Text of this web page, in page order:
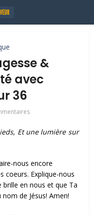
&
avec
36
Et une lumière sur
nous encore
coeurs. Explique-nous
brille en nous et que Ta
de Jésus! Amen!